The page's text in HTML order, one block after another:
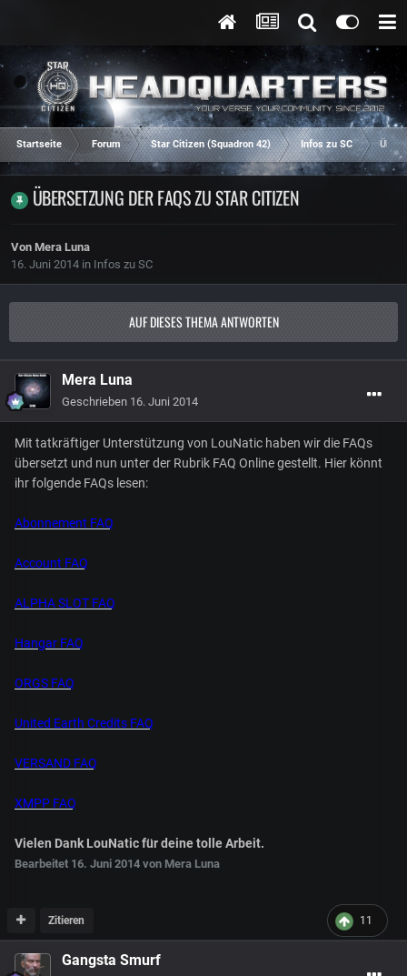
Startseite Forum Star Citizen (Squadron 42) Infos zu SC
ÜBERSETZUNG DER FAQS ZU STAR CITIZEN
Von Mera Luna
16. Juni 2014 in Infos zu SC
AUF DIESES THEMA ANTWORTEN
Mera Luna
Geschrieben 16. Juni 2014
Mit tatkräftiger Unterstützung von LouNatic haben wir die FAQs
übersetzt und nun unter der Rubrik FAQ Online gestellt. Hier könnt
ihr folgende FAQs lesen:
Abonnement FAQ
Account FAQ
ALPHA SLOT FAQ
Hangar FAQ
ORGS FAQ
United Earth Credits FAQ
VERSAND FAQ
XMPP FAQ
Vielen Dank LouNatic für deine tolle Arbeit.
Bearbeitet 16. Juni 2014 von Mera Luna
11
Zitieren
Gangsta Smurf